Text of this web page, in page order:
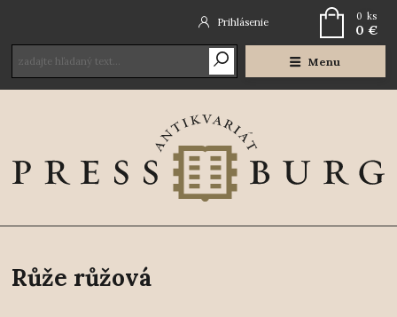
Menu
Prihlásenie 0 ks
0 €
Růže růžová